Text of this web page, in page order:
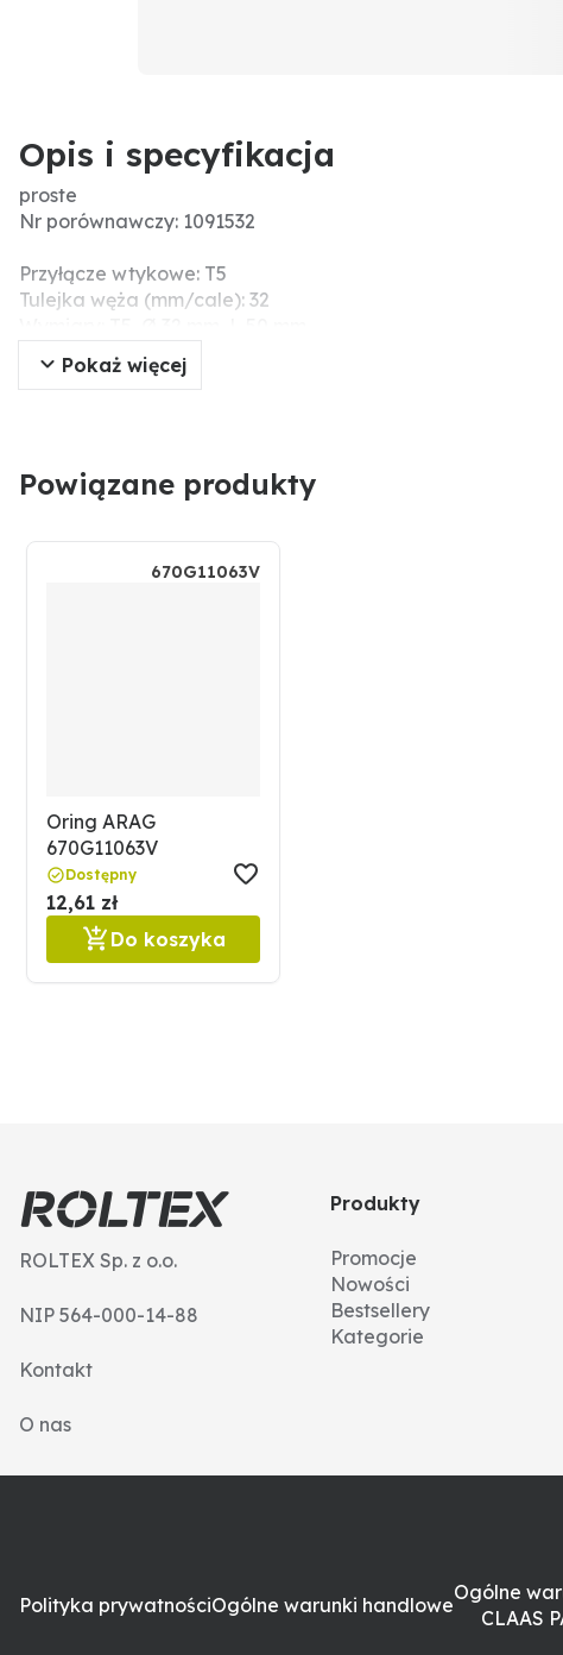
Opis i specyfikacja
proste
Nr porównawczy: 1091532
Przyłącze wtykowe: T5
Tulejka węża (mm/cale): 32
Dodatkowe informacje: Oringi należy zamówić osobno!
Pokaż więcej
Powiązane produkty
670G11063V
Oring ARAG
670G11063V
Dostępny
12,61 zł
Do koszyka
ROLTEX Sp. z o.o.
NIP 564-000-14-88
Kontakt
O nas
Produkty
Promocje
Nowości
Bestsellery
Kategorie
Polityka prywatnościOgólne warunki handlowe
Ogólne
CLAAS